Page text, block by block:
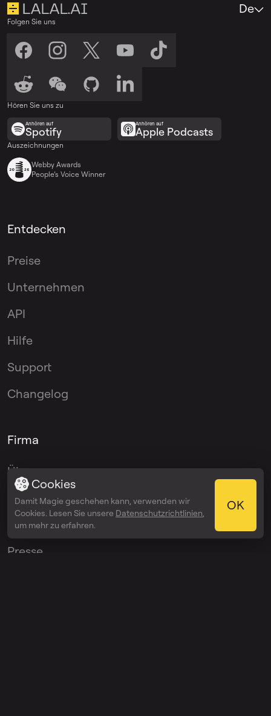
Folgen Sie uns
Hören Sie uns zu
Anhören auf
Spotify
Anhören auf
Apple Podcasts
Auszeichnungen
Webby Awards
People’s Voice Winner
De
Entdecken
Preise
Unternehmen
API
Hilfe
Support
Changelog
Firma
Über
Blog
Media Kit
Presse
Cookies
Damit Magie geschehen kann, verwenden wir
Cookies. Lesen Sie unsere Datenschutzrichtlinien
um mehr zu erfahren.
OK